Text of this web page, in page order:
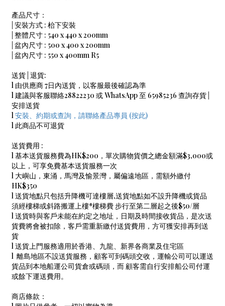
產品尺寸：
| 安裝方式 : 枱下安裝
| 整體尺寸 : 540 x 440 x 200mm
| 盆內尺寸 : 500 x 400 x 200mm
| 盆內尺寸 : 550 x 400mm R5
送貨 | 退貨:
l 由供應商 7日內送貨，以客服最後確認為準
l 建議與客服聯絡28822230 或 WhatsApp 至 65985236 查詢存貨 |
安排送貨
l安裝、約期或查詢，請聯絡產品專員 (按此)
l 此商品不可退貨
送貨費用 :
l 基本送貨服務費為HK$200，單次購物貨價之總金額滿$3,000或
以上，可享免費基本送貨服務一次
l 大嶼山，東涌，馬灣及愉景灣，屬偏遠地區，需額外繳付
HK$350
l 送貨地點只包括升降機可達樓層,送貨地點如不設升降機或貨品
須經樓梯或斜路搬運上樓*樓梯費 步行至第二層起之後$50/層
l 送貨時與客戶未能在約定之地址，日期及時間接收貨品，是次送
貨費將會被扣除，客戶需重新繳付送貨費用，方可獲安排再到送
貨
l 送貨上門服務適用於香港、九龍、新界各商業及住宅區
l 離島地區不設送貨服務，顧客可到碼頭交收，運輸公司可以運送
貨品到本地船運公司貨倉或碼頭，而 顧客需自行安排船公司付運
或餘下運送費用。
商店條款：